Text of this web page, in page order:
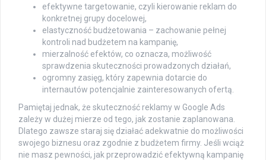
efektywne targetowanie, czyli kierowanie reklam do
konkretnej grupy docelowej,
elastyczność budżetowania – zachowanie pełnej
kontroli nad budżetem na kampanię,
mierzalność efektów, co oznacza, możliwość
sprawdzenia skuteczności prowadzonych działań,
ogromny zasięg, który zapewnia dotarcie do
internautów potencjalnie zainteresowanych ofertą.
Pamiętaj jednak, że skuteczność reklamy w Google Ads
zależy w dużej mierze od tego, jak zostanie zaplanowana.
Dlatego zawsze staraj się działać adekwatnie do możliwości
swojego biznesu oraz zgodnie z budżetem firmy. Jeśli wciąż
nie masz pewności, jak przeprowadzić efektywną kampanię